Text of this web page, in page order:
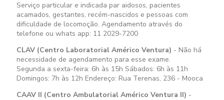
Serviço particular e indicada par aidosos, pacientes
acamados, gestantes, recém-nascidos e pessoas com
dificuldade de locomoção. Agendamento através do
telefone ou whats app: 11 2029-7200
CLAV (Centro Laboratorial Américo Ventura) - Não há
necessidade de agendamento para esse exame.
Segunda a sexta-feira: 6h às 15h Sábados: 6h às 11h
Domingos: 7h às 12h Endereço: Rua Terenas, 236 - Mooca
CAAV II (Centro Ambulatorial Américo Ventura II) -